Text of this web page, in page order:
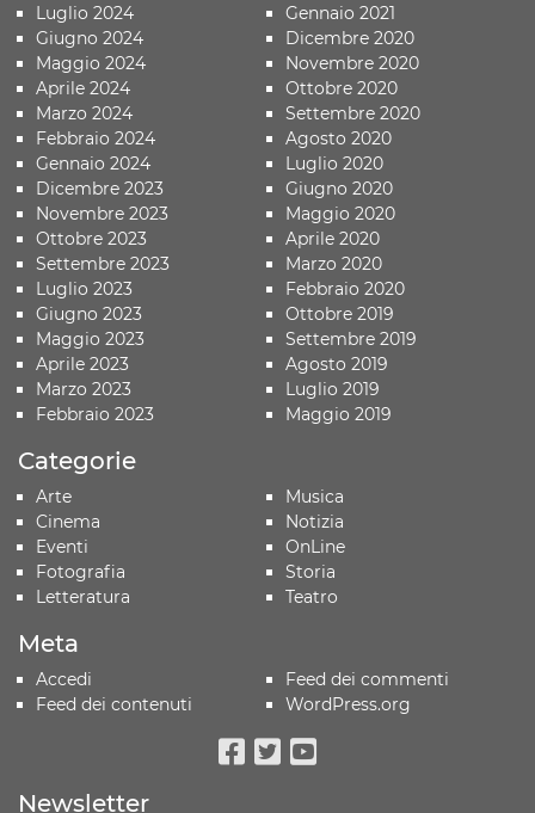
Luglio 2024
Giugno 2024
Maggio 2024
Aprile 2024
Marzo 2024
Febbraio 2024
Gennaio 2024
Dicembre 2023
Novembre 2023
Ottobre 2023
Settembre 2023
Luglio 2023
Giugno 2023
Maggio 2023
Aprile 2023
Marzo 2023
Febbraio 2023
Gennaio 2021
Dicembre 2020
Novembre 2020
Ottobre 2020
Settembre 2020
Agosto 2020
Luglio 2020
Giugno 2020
Maggio 2020
Aprile 2020
Marzo 2020
Febbraio 2020
Ottobre 2019
Settembre 2019
Agosto 2019
Luglio 2019
Maggio 2019
Categorie
Arte
Cinema
Eventi
Fotografia
Letteratura
Musica
Notizia
OnLine
Storia
Teatro
Meta
Accedi
Feed dei contenuti
Feed dei commenti
WordPress.org
Newsletter